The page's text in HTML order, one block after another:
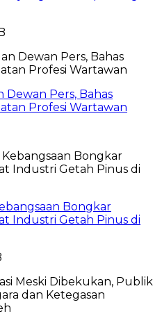
Dewan Pers, Bahas
Profesi Wartawan
Bongkar
Industri Getah Pinus di